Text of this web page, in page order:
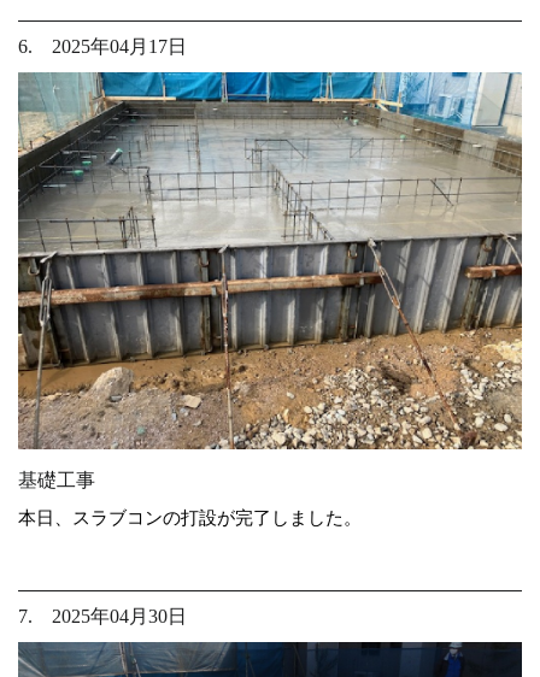
6. 2025年04月17日
基礎工事
本日、スラブコンの打設が完了しました。
7. 2025年04月30日